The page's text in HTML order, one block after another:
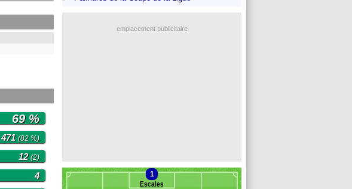
69 %
471 (82 %)
12(2)
4
emplacement publicitaire
1
Escales